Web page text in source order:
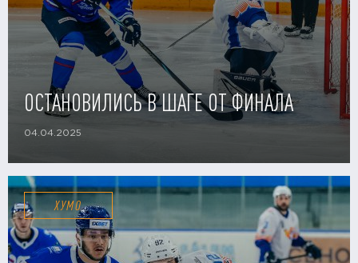
ОСТАНОВИЛИСЬ В ШАГЕ ОТ ФИНАЛА
04.04.2025
ХУМО